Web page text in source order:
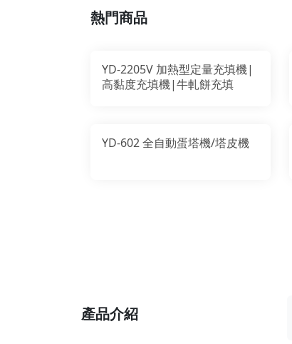
熱門商品
YD-2205V 加熱型定量充填機|
高黏度充填機|牛軋餅充填
YD-602 全自動蛋塔機/塔皮機
產品介紹